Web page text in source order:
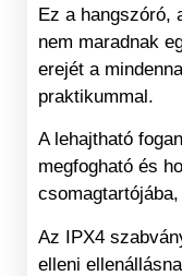
Ez a hangszóró,
nem maradnak
erejét a
praktikummal.
A lehajtható
megfogható és
Az IPX4
elleni